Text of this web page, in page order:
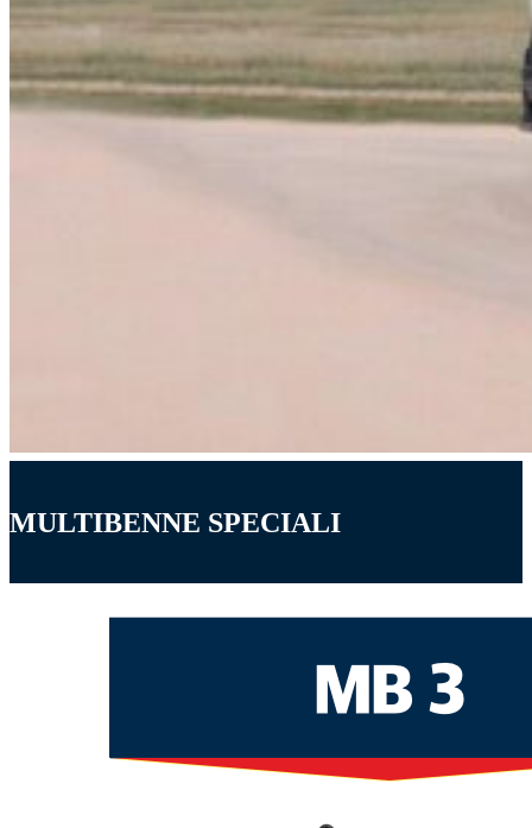
MULTIBENNE SPECIALI